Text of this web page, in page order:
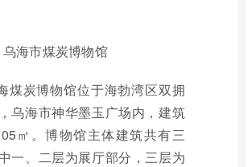
海市煤炭博物馆
煤炭博物馆位于海勃湾区双拥
乌海市神华墨玉广场内，建筑
㎡。博物馆主体建筑共有三
一、二层为展厅部分，三层为